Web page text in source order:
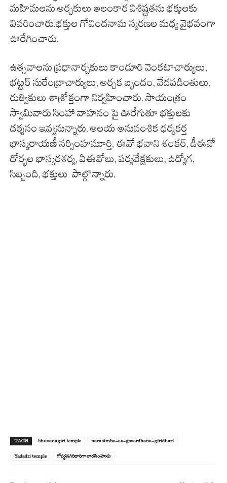
మహిమలను అర్చకులు అలంకార విశిష్టతను భక్తులకు
వివరించారు.భక్తుల గోవిందనామ స్మరణల మధ్య వైభవంగా
ఊరేగించారు.
ఉత్సవాలను ప్రధానార్చకులు కాండూరి వెంకటాచార్యులు,
భట్టర్‌ సురేంద్రాచార్యులు, అర్చక బృందం, వేదపడింతులు,
రుత్వికులు శాశ్రోక్తంగా నిర్వహించారు. సాయంత్రం
స్వామివారు సింహా వాహనం పై ఊరేగుతూ భక్తులకు
దర్శనం ఇవ్వనున్నారు. ఆలయ అనువంశిక ధర్మకర్త
భాస్కరాయణీ నర్సింహమూర్తి, ఈవో భవాని శంకర్‌, డీఈవో
దోర్భల భాస్కరశర్మ, ఏఈవోలు, పర్యవేక్షకులు, ఉద్యోగ,
సిబ్బంది, భక్తులు పాల్గొన్నారు.
TAGS bhuvanagiri temple narasimha-as-govardhana-giridhari
Yadadri temple గోవర్ధనగిరిధారిగా నారసింహుడు